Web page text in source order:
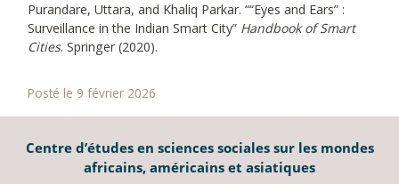
Purandare, Uttara, and Khaliq Parkar. ““Eyes and Ears” :
Surveillance in the Indian Smart City” Handbook of Smart
Cities. Springer (2020).
Posté le 9 février 2026
Centre d’études en sciences sociales sur les mondes
africains, américains et asiatiques